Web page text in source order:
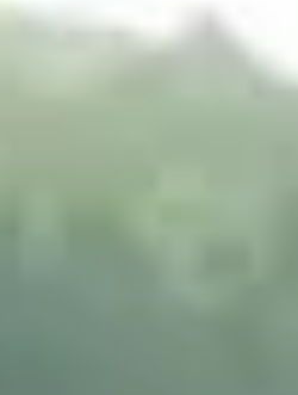
これこれ！」 57年ぶり発掘世界
ェーベルク.ベルク.ウェーベル
秋雄へのオマージュ Ⅴ. P.ブー